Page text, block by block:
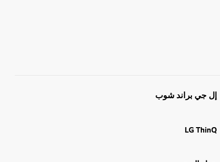
إل جي براند شوب
LG ThinQ